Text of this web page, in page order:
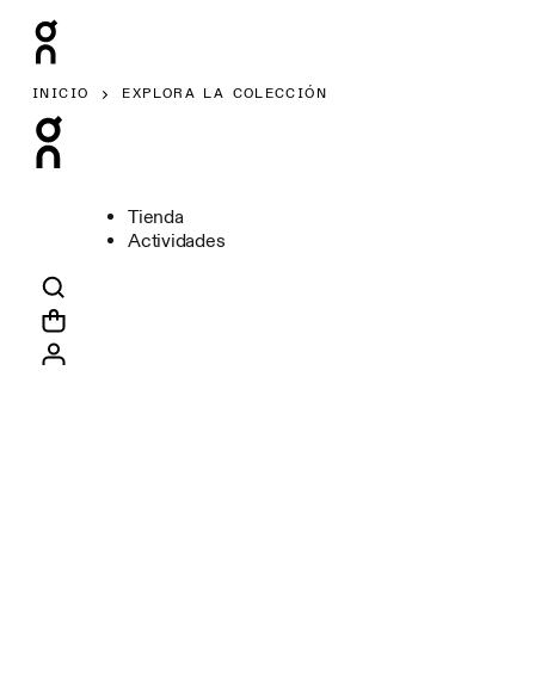
INICIO EXPLORA LA COLECCIÓN
Tienda
Actividades